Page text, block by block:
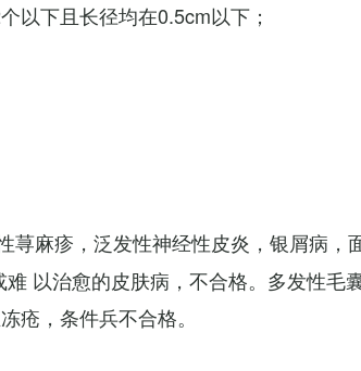
以下且长径均在0.5cm以下；
荨麻疹，泛发性神经性皮炎，银屑病，
以治愈的皮肤病，不合格。多发性毛
疮，条件兵不合格。